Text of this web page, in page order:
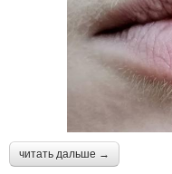
читать дальше →